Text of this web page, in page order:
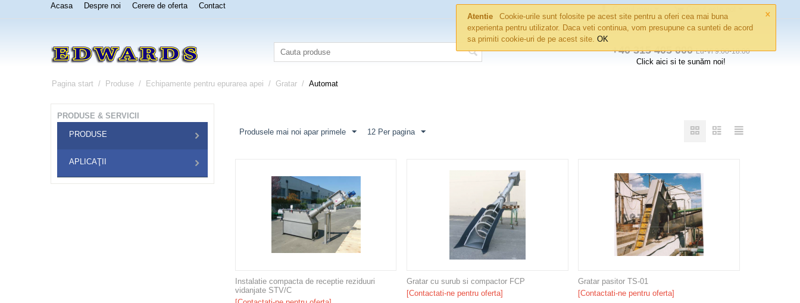
×
Atentie
Cookie-urile sunt folosite pe acest site pentru a oferi cea mai buna
experienta pentru utilizator. Daca veti continua, vom presupune ca sunteti de acord
sa primiti cookie-uri de pe acest site.OK
Acasa Despre noi Cerere de oferta Contact
+40 315 405 000 Lu-Vi 9:00-18:00
Click aici si te sunăm noi!
Pagina start / Produse / Echipamente pentru epurarea apei / Gratar / Automat
PRODUSE & SERVICII
PRODUSE
APLICAŢII
Produsele mai noi apar primele 12 Per pagina
Instalatie compacta de receptie reziduuri
vidanjate STV/C
Gratar cu surub si compactor FCP
[Contactati-ne pentru oferta]
Gratar pasitor TS-01
[Contactati-ne pentru oferta]